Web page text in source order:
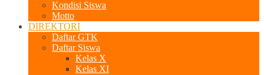
Kondisi Siswa
Motto
DIREKTORI
Daftar GTK
Daftar Siswa
Kelas X
Kelas XI